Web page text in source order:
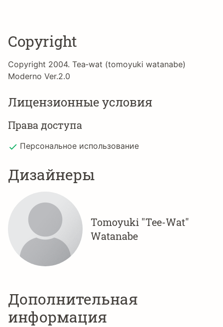
Copyright
Copyright 2004. Tea‐wat (tomoyuki watanabe)
Moderno Ver.2.0
Лицензионные условия
Права доступа
Персональное использование
Дизайнеры
Tomoyuki "Tee-Wat"
Watanabe
Дополнительная
информация